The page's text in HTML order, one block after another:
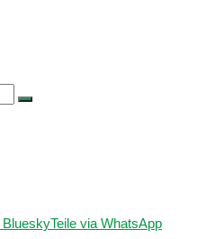
BlueskyTeile via WhatsApp